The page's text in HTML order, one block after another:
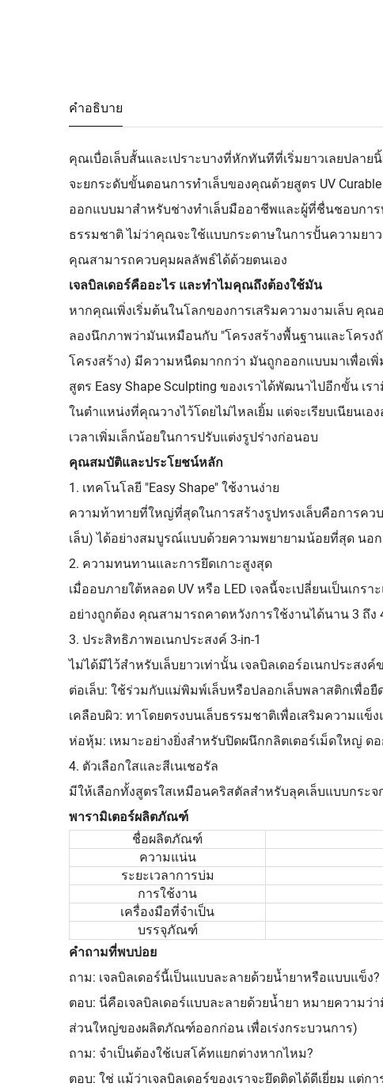
คำอธิบาย
คุณเบื่อเล็บสั้นและเปราะบางที่หักทันทีที่เริ่มยาวเลยปลา
จะยกระดับขั้นตอนการทำเล็บของคุณด้วยสูตร UV Curable
ออกแบบมาสำหรับช่างทำเล็บมืออาชีพและผู้ที่ชื่นชอบการ
ธรรมชาติ ไม่ว่าคุณจะใช้แบบกระดาษในการปั้นความยา
คุณสามารถควบคุมผลลัพธ์ได้ด้วยตนเอง
เจลบิลเดอร์คืออะไร และทำไมคุณถึงต้องใช้มัน
หากคุณเพิ่งเริ่มต้นในโลกของการเสริมความงามเล็บ คุณ
ลองนึกภาพว่ามันเหมือนกับ "โครงสร้างพื้นฐานและโครงถั
โครงสร้าง) มีความหนืดมากกว่า มันถูกออกแบบมาเพื่อเ
สูตร Easy Shape Sculpting ของเราได้พัฒนาไปอีกขั้น
ในตำแหน่งที่คุณวางไว้โดยไม่ไหลเยิ้ม แต่จะเรียบเนียนเ
เวลาเพิ่มเล็กน้อยในการปรับแต่งรูปร่างก่อนอบ
คุณสมบัติและประโยชน์หลัก
1. เทคโนโลยี "Easy Shape" ใช้งานง่าย
ความท้าทายที่ใหญ่ที่สุดในการสร้างรูปทรงเล็บคือการค
เล็บ) ได้อย่างสมบูรณ์แบบด้วยความพยายามน้อยที่สุด นอ
2. ความทนทานและการยึดเกาะสูงสุด
เมื่ออบภายใต้หลอด UV หรือ LED เจลนี้จะเปลี่ยนเป็นเ
อย่างถูกต้อง คุณสามารถคาดหวังการใช้งานได้นาน 3 ถึ
3. ประสิทธิภาพอเนกประสงค์ 3-in-1
ไม่ได้มีไว้สำหรับเล็บยาวเท่านั้น เจลบิลเดอร์อเนกประส
ต่อเล็บ: ใช้ร่วมกับแม่พิมพ์เล็บหรือปลอกเล็บพลาสติกเพื่อยื
เคลือบผิว: ทาโดยตรงบนเล็บธรรมชาติเพื่อเสริมความแข็
ห่อหุ้ม: เหมาะอย่างยิ่งสำหรับปิดผนึกกลิตเตอร์เม็ดใหญ่ ด
4. ตัวเลือกใสและสีเนเชอรัล
มีให้เลือกทั้งสูตรใสเหมือนคริสตัลสำหรับลุคเล็บแบบกระ
พารามิเตอร์ผลิตภัณฑ์
ชื่อผลิตภัณฑ์
ความแน่น
ระยะเวลาการบ่ม
การใช้งาน
เครื่องมือที่จำเป็น
บรรจุภัณฑ์
คำถามที่พบบ่อย
ถาม: เจลบิลเดอร์นี้เป็นแบบละลายด้วยน้ำยาหรือแบบแข็ง?
ตอบ: นี่คือเจลบิลเดอร์แบบละลายด้วยน้ำยา หมายความ
ส่วนใหญ่ของผลิตภัณฑ์ออกก่อน เพื่อเร่งกระบวนการ)
ถาม: จำเป็นต้องใช้เบสโค้ทแยกต่างหากไหม?
ตอบ: ใช่ แม้ว่าเจลบิลเดอร์ของเราจะยึดติดได้ดีเยี่ยม แต่